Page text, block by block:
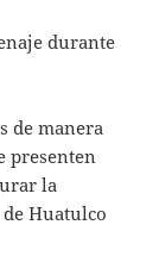
durante
de manera
presenten
la
Huatulco